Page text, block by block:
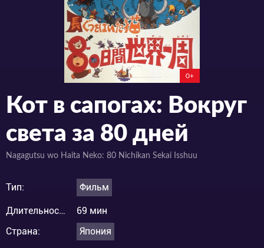
0+
Кот в сапогах: Вокруг
света за 80 дней
Nagagutsu wo Haita Neko: 80 Nichikan Sekai Isshuu
Тип: Фильм
Длительность:
69 мин
Страна:
Япония